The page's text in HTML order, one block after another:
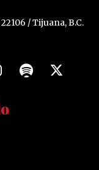
/ Tijuana, B.C.